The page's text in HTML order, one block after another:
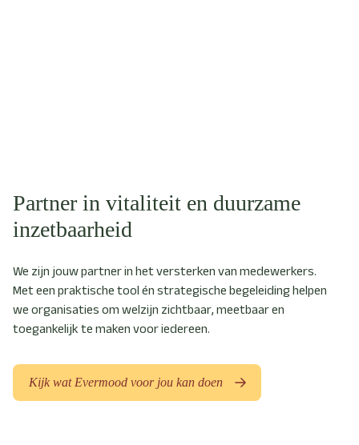
Partner in vitaliteit en duurzame
inzetbaarheid
We zijn jouw partner in het versterken van medewerkers.
Met een praktische tool én strategische begeleiding helpen
we organisaties om welzijn zichtbaar, meetbaar en
toegankelijk te maken voor iedereen.
Kijk wat Evermood voor jou kan doen